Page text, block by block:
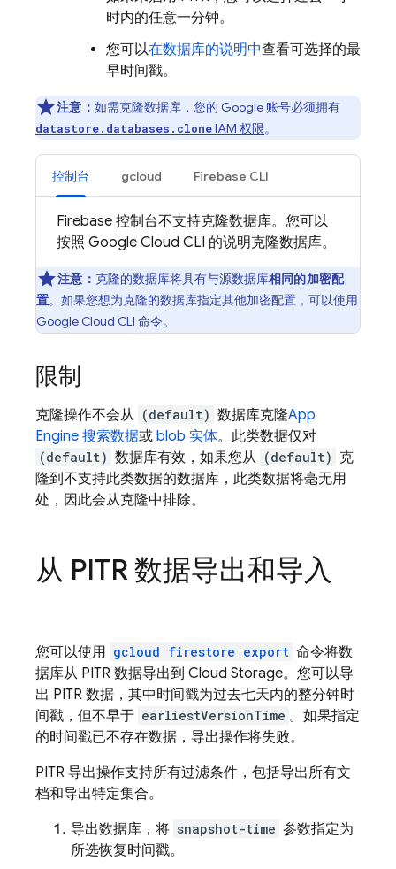
时内的任意一分钟。
您可以在数据库的说明中查看可选择的最
早时间戳。
注意： 如需克隆数据库，您的 Google 账号必须拥有
datastore.databases.cloneIAM 权限。
控制台 gcloud Firebase CLI
Firebase 控制台不支持克隆数据库。您可以
按照 Google Cloud CLI 的说明克隆数据库。
注意： 克隆的数据库将具有与源数据库相同的加密配
置。如果您想为克隆的数据库指定其他加密配置，可以使用
Google Cloud CLI 命令。
限制
克隆操作不会从 (default) 数据库克隆App
Engine 搜索数据或 blob 实体。此类数据仅对
(default) 数据库有效，如果您从 (default) 克
隆到不支持此类数据的数据库，此类数据将毫无用
处，因此会从克隆中排除。
从 PITR 数据导出和导入
您可以使用 gcloud firestore export 命令将数
据库从 PITR 数据导出到 Cloud Storage。您可以导
出 PITR 数据，其中时间戳为过去七天内的整分钟时
间戳，但不早于 earliestVersionTime 。如果指定
的时间戳已不存在数据，导出操作将失败。
PITR 导出操作支持所有过滤条件，包括导出所有文
档和导出特定集合。
导出数据库，将 snapshot-time 参数指定为
所选恢复时间戳。